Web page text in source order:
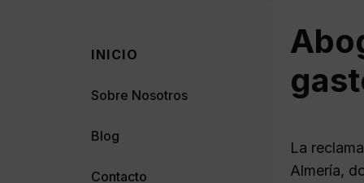
La
Almería,
INICIO
Sobre Nosotros
Blog
Contacto